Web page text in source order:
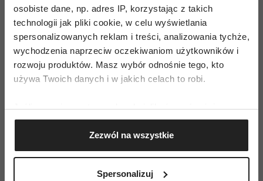
osobiste dane, np. adres IP, korzystając z takich
technologii jak pliki cookie, w celu wyświetlania
spersonalizowanych reklam i treści, analizowania tychże,
wychodzenia naprzeciw oczekiwaniom użytkowników i
rozwoju produktów. Masz wybór odnośnie tego, kto
używa Twoich danych i w jakich celach to robi.
Jeśli wyrazisz na to zgodę, chcielibyśmy również:
Gromadzić dane dotyczące Twojej lokalizacji
geograficznej z dokładnością nawet do kilku metrów
Identyfikować Twoje urządzenie, aktywnie
Zezwól na wszystkie
Spersonalizuj
ZAMÓW
WYDANIE DRUKOWANE